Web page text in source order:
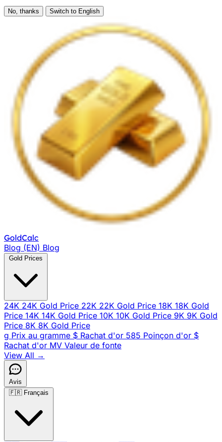
No, thanks Switch to English
GoldCalc
Blog (EN) Blog
Gold Prices
24K 24K Gold Price 22K 22K Gold Price 18K 18K Gold
Price 14K 14K Gold Price 10K 10K Gold Price 9K 9K Gold
Price 8K 8K Gold Price
g Prix au gramme $ Rachat d'or 585 Poinçon d'or $
Rachat d'or MV Valeur de fonte
View All →
Avis
🇫🇷 Français